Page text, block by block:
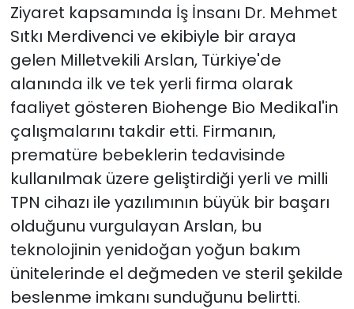
Ziyaret kapsamında İş İnsanı Dr. Mehmet
Sıtkı Merdivenci ve ekibiyle bir araya
gelen Milletvekili Arslan, Türkiye'de
alanında ilk ve tek yerli firma olarak
faaliyet gösteren Biohenge Bio Medikal'in
çalışmalarını takdir etti. Firmanın,
prematüre bebeklerin tedavisinde
kullanılmak üzere geliştirdiği yerli ve milli
TPN cihazı ile yazılımının büyük bir başarı
olduğunu vurgulayan Arslan, bu
teknolojinin yenidoğan yoğun bakım
ünitelerinde el değmeden ve steril şekilde
beslenme imkanı sunduğunu belirtti.